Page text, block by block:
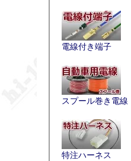
電線付き端子
スプール巻き電線
特注ハーネス